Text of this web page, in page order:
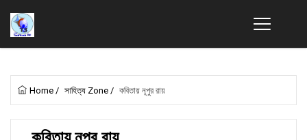
Home / সাহিত্য Zone / কবিতায় নূপুর রায়